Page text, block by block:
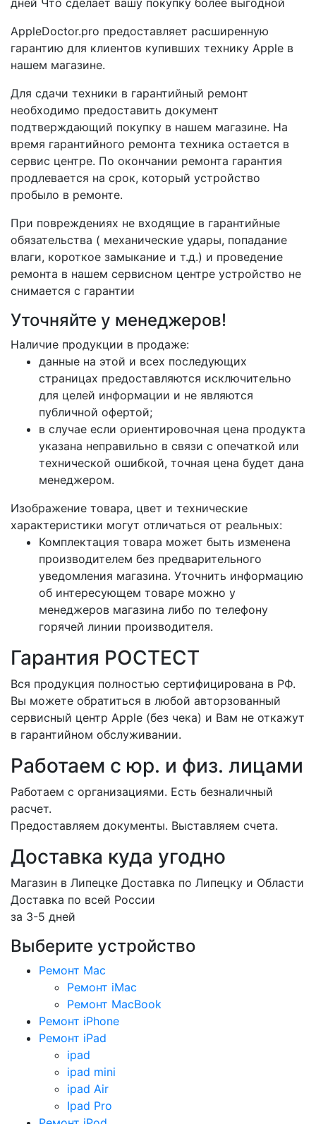
дней Что сделает вашу покупку более выгодной
AppleDoctor.pro предоставляет расширенную
гарантию для клиентов купивших технику Apple в
нашем магазине.
Для сдачи техники в гарантийный ремонт
необходимо предоставить документ
подтверждающий покупку в нашем магазине. На
время гарантийного ремонта техника остается в
сервис центре. По окончании ремонта гарантия
продлевается на срок, который устройство
пробыло в ремонте.
При повреждениях не входящие в гарантийные
обязательства ( механические удары, попадание
влаги, короткое замыкание и т.д.) и проведение
ремонта в нашем сервисном центре устройство не
снимается с гарантии
Уточняйте у менеджеров!
Наличие продукции в продаже:
данные на этой и всех последующих
страницах предоставляются исключительно
для целей информации и не являются
публичной офертой;
в случае если ориентировочная цена продукта
указана неправильно в связи с опечаткой или
технической ошибкой, точная цена будет дана
менеджером.
Изображение товара, цвет и технические
характеристики могут отличаться от реальных:
Комплектация товара может быть изменена
производителем без предварительного
уведомления магазина. Уточнить информацию
об интересующем товаре можно у
менеджеров магазина либо по телефону
горячей линии производителя.
Гарантия РОСТЕСТ
Вся продукция полностью сертифицирована в РФ.
Вы можете обратиться в любой авторзованный
сервисный центр Apple (без чека) и Вам не откажут
в гарантийном обслуживании.
Работаем с юр. и физ. лицами
Работаем с организациями. Есть безналичный
расчет.
Предоставляем документы. Выставляем счета.
Доставка куда угодно
Магазин в Липецке Доставка по Липецку и Области
Доставка по всей России
за 3-5 дней
Выберите устройство
Ремонт Mac
Ремонт iMac
Ремонт MacBook
Ремонт iPhone
Ремонт iPad
ipad
ipad mini
ipad Air
Ipad Pro